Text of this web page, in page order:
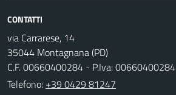
CONTATTI
via Carrarese, 14
35044 Montagnana (PD)
C.F. 00660400284 - P.Iva: 00660400284
Telefono: +39 0429 81247